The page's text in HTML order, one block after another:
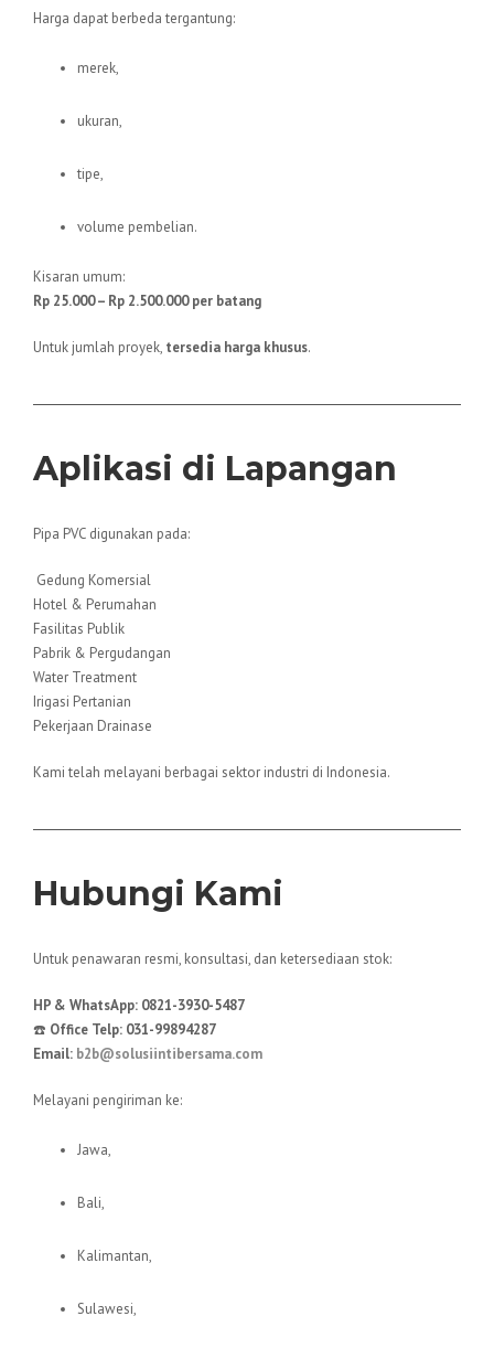
Harga dapat berbeda tergantung:
merek,
ukuran,
tipe,
volume pembelian.
Kisaran umum:
Rp 25.000 – Rp 2.500.000 per batang
Untuk jumlah proyek, tersedia harga khusus.
Aplikasi di Lapangan
Pipa PVC digunakan pada:
️ Gedung Komersial
Hotel & Perumahan
Fasilitas Publik
Pabrik & Pergudangan
Water Treatment
Irigasi Pertanian
Pekerjaan Drainase
Kami telah melayani berbagai sektor industri di Indonesia.
Hubungi Kami
Untuk penawaran resmi, konsultasi, dan ketersediaan stok:
HP & WhatsApp: 0821-3930-5487
☎️ Office Telp: 031-99894287
Email: b2b@solusiintibersama.com
Melayani pengiriman ke:
Jawa,
Bali,
Kalimantan,
Sulawesi,